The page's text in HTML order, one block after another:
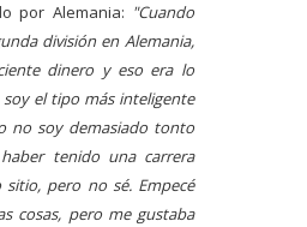
por Alemania: "Cuando
división en Alemania,
dinero y eso era lo
el tipo más inteligente
no soy demasiado tonto
tenido una carrera
pero no sé. Empecé
cosas, pero me gustaba